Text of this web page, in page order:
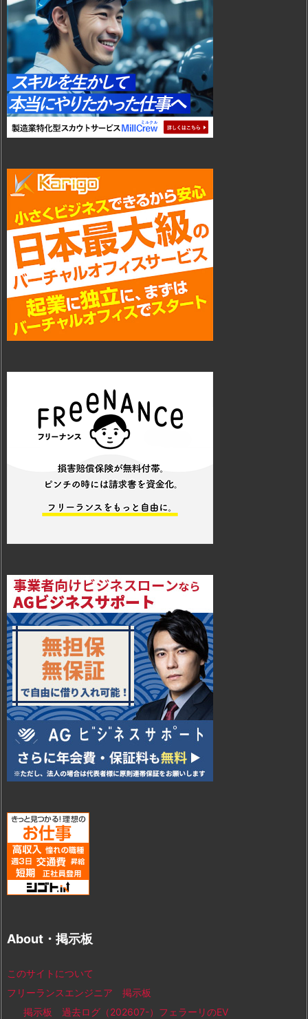
About・掲示板
このサイトについて
フリーランスエンジニア 掲示板
掲示板 過去ログ（202607-）フェラーリのEV